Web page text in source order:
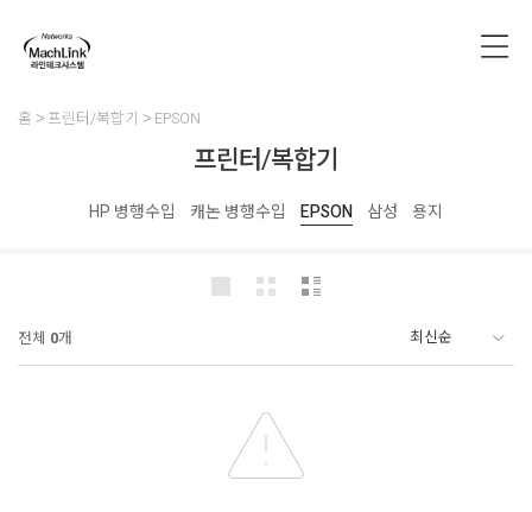
홈 프린터/복합기 EPSON
프린터/복합기
HP 병행수입 캐논 병행수입 EPSON 삼성 용지
전체 0개